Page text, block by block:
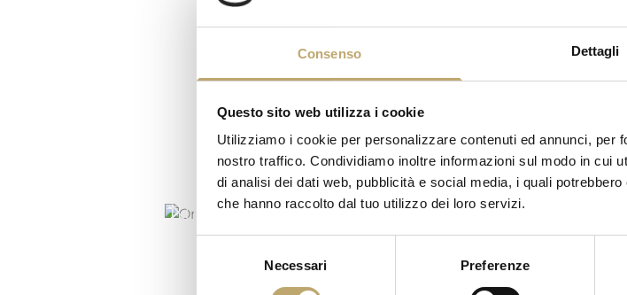
Consenso Dettagli
Questo sito web utilizza i cookie
Utilizziamo i cookie per personalizzare contenuti ed annunci, per
nostro traffico. Condividiamo inoltre informazioni sul modo in cui
di analisi dei dati web, pubblicità e social media, i quali
che hanno raccolto dal tuo utilizzo dei loro servizi.
Necessari Preferenze
ORANGE MOON